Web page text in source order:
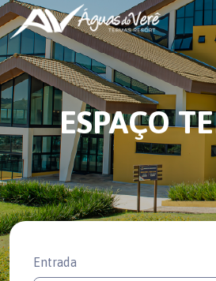
ESPAÇO
Entrada